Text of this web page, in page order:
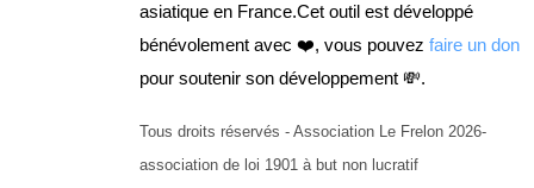
asiatique en France.Cet outil est développé
bénévolement avec ❤️, vous pouvez faire un don
pour soutenir son développement 💸.
Tous droits réservés - Association Le Frelon 2026-
association de loi 1901 à but non lucratif